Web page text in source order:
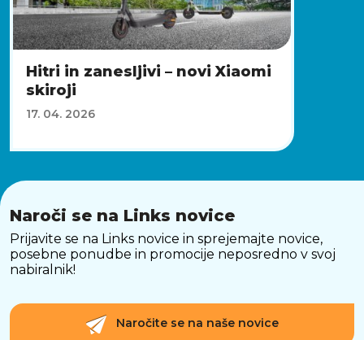
Hitri in zanesljivi – novi Xiaomi
skiroji
17. 04. 2026
Naroči se na Links novice
Prijavite se na Links novice in sprejemajte novice,
posebne ponudbe in promocije neposredno v svoj
nabiralnik!
Naročite se na naše novice